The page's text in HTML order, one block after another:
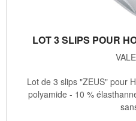
LOT 3 SLIPS POUR
Lot de 3 slips "ZEUS" pour
polyamide - 10 %